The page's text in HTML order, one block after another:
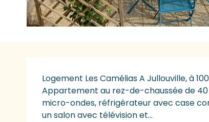
Description
Logement Les Camélias A Jullouville, à
Appartement au rez-de-chaussée de
micro-ondes, réfrigérateur avec case
un salon avec télévision et...